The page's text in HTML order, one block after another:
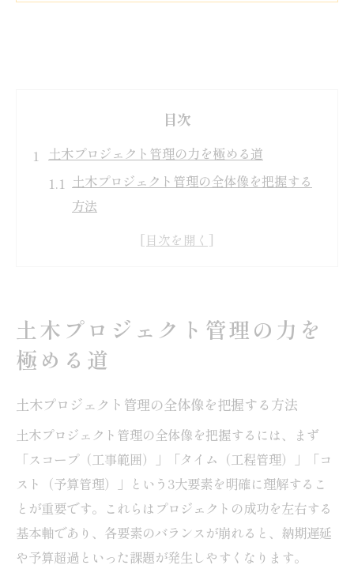
目次
土木プロジェクト管理の力を極める道
土木プロジェクト管理の全体像を把握する
方法
建設プロジェクト管理に求められる視点と
土木現場で活かすリーダーシップの重要性
建設プロジェクトの流れと成功ポイント
土木プロジェクトで役立つ無料管理アプリ
活用術
現場管理アプリ無料ツールの選び方と導入
効果
土木プロジェクト管理の力を
極める道
土木プロジェクト管理の全体像を把握する方法
土木プロジェクト管理の全体像を把握するには、まず
「スコープ（工事範囲）」「タイム（工程管理）」「コ
スト（予算管理）」という3大要素を明確に理解するこ
とが重要です。これらはプロジェクトの成功を左右する
基本軸であり、各要素のバランスが崩れると、納期遅延
や予算超過といった課題が発生しやすくなります。